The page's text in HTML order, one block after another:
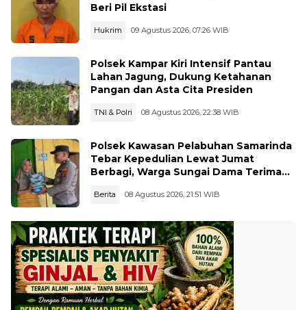
Beri Pil Ekstasi
Hukrim 09 Agustus 2026, 07:26 WIB
Polsek Kampar Kiri Intensif Pantau
Lahan Jagung, Dukung Ketahanan
Pangan dan Asta Cita Presiden
TNI & Polri 08 Agustus 2026, 22:38 WIB
Polsek Kawasan Pelabuhan Samarinda
Tebar Kepedulian Lewat Jumat
Berbagi, Warga Sungai Dama Terima
Berita 08 Agustus 2026, 21:51 WIB